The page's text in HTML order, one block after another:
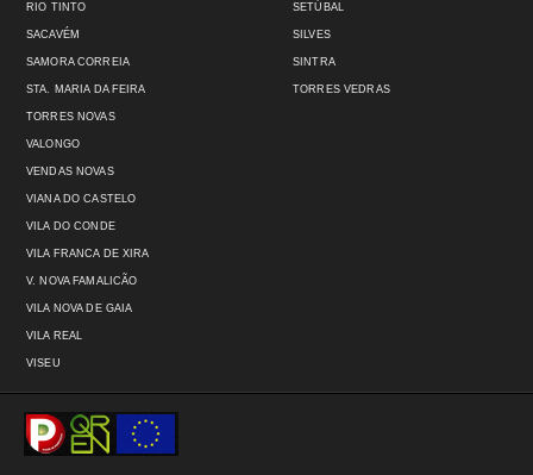
RIO TINTO
SACAVÉM
SAMORA CORREIA
STA. MARIA DA FEIRA
SETÚBAL
SILVES
SINTRA
TORRES VEDRAS
TORRES NOVAS
VALONGO
VENDAS NOVAS
VIANA DO CASTELO
VILA DO CONDE
VILA FRANCA DE XIRA
V. NOVA FAMALICÃO
VILA NOVA DE GAIA
VILA REAL
VISEU